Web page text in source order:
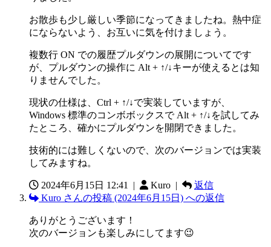
お散歩も少し厳しい季節になってきましたね。熱中症
にならないよう、お互いに気を付けましょう。
複数行 ON での履歴プルダウンの展開についてです
が、プルダウンの操作に Alt + ↑/↓キーが使えるとは知
りませんでした。
現状の仕様は、Ctrl + ↑/↓で実装していますが、
Windows 標準のコンボボックスで Alt + ↑/↓を試してみ
たところ、確かにプルダウンを開閉できました。
技術的には難しくないので、次のバージョンでは実装
してみますね。
2024年6月15日 12:41 | Kuro |
返信
Kuro さんの投稿 (2024年6月15日) への返信
ありがとうございます！
次のバージョンも楽しみにしてます😉